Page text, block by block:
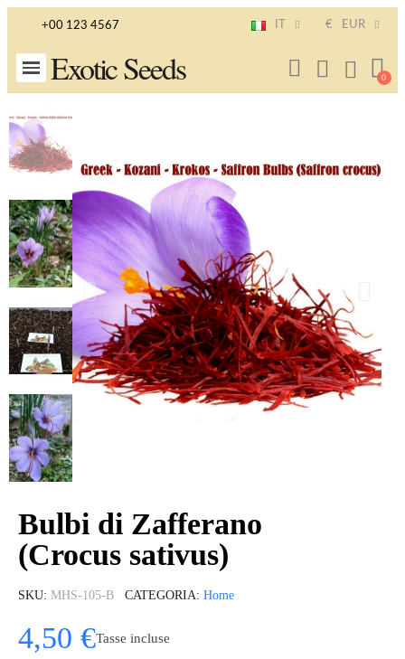
+00 123 4567 € EUR
Exotic Seeds
Bulbi di Zafferano
(Crocus sativus)
SKU MHS-105-B CATEGORIA Home
4,50 €Tasse incluse